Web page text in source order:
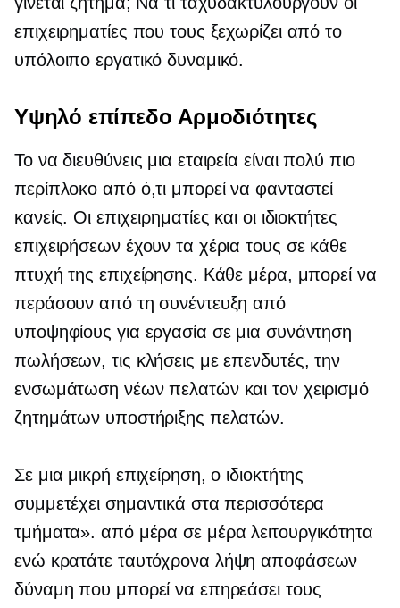
επιχειρηματίες που τους ξεχωρίζει από το
υπόλοιπο εργατικό δυναμικό.
Υψηλό επίπεδο Αρμοδιότητες
Το να διευθύνεις μια εταιρεία είναι πολύ πιο
περίπλοκο από ό,τι μπορεί να φανταστεί
κανείς. Οι επιχειρηματίες και οι ιδιοκτήτες
επιχειρήσεων έχουν τα χέρια τους σε κάθε
πτυχή της επιχείρησης. Κάθε μέρα, μπορεί να
περάσουν από τη συνέντευξη από
υποψηφίους για εργασία σε μια συνάντηση
πωλήσεων, τις κλήσεις με επενδυτές, την
ενσωμάτωση νέων πελατών και τον χειρισμό
ζητημάτων υποστήριξης πελατών.
Σε μια μικρή επιχείρηση, ο ιδιοκτήτης
συμμετέχει σημαντικά στα περισσότερα
τμήματα».από μέρα σε μέρα λειτουργικότητα
ενώ κρατάτε ταυτόχρονα λήψη αποφάσεων
δύναμη που μπορεί να επηρεάσει τους